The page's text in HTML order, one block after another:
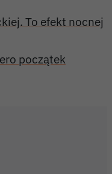
To efekt nocnej
początek